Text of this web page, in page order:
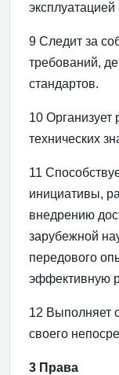
9 Следит за
требований,
стандартов.
10
технических
11
инициативы,
внедрению
зарубежной
передового
эффективную
12 Выполняет
своего
3 Права